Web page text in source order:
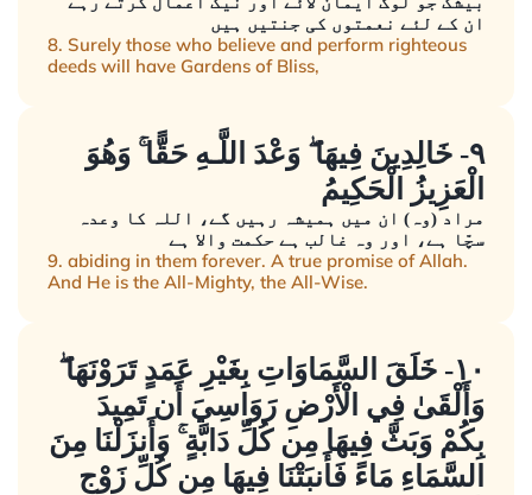
ان کے لئے نعمتوں کی جنتیں ہیں
8. Surely those who believe and perform righteous
deeds will have Gardens of Bliss,
٩- خَالِدِينَ فِيهَا ۖ وَعْدَ اللَّـهِ حَقًّا ۚ وَهُوَ
الْعَزِيزُ الْحَكِيمُ
مراد (وہ) ان میں ہمیشہ رہیں گے، اللہ کا وعدہ
سچّا ہے، اور وہ غالب ہے حکمت والا ہے
9. abiding in them forever. A true promise of Allah.
And He is the All-Mighty, the All-Wise.
١٠- خَلَقَ السَّمَاوَاتِ بِغَيْرِ عَمَدٍ تَرَوْنَهَا ۖ
وَأَلْقَىٰ فِي الْأَرْضِ رَوَاسِيَ أَن تَمِيدَ
بِكُمْ وَبَثَّ فِيهَا مِن كُلِّ دَابَّةٍ ۚ وَأَنزَلْنَا مِنَ
السَّمَاءِ مَاءً فَأَنبَتْنَا فِيهَا مِن كُلِّ زَوْجٍ